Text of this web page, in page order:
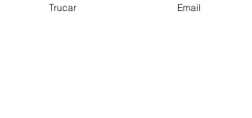
Trucar Email